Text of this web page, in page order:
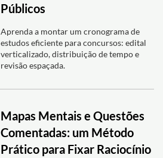
Públicos
Aprenda a montar um cronograma de
estudos eficiente para concursos: edital
verticalizado, distribuição de tempo e
revisão espaçada.
Mapas Mentais e Questões
Comentadas: um Método
Prático para Fixar Raciocínio